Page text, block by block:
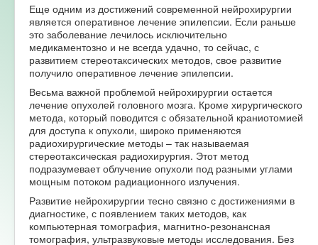
Еще одним из достижений современной нейрохирургии
является оперативное лечение эпилепсии. Если раньше
это заболевание лечилось исключительно
медикаментозно и не всегда удачно, то сейчас, с
развитием стереотаксических методов, свое развитие
получило оперативное лечение эпилепсии.
Весьма важной проблемой нейрохирургии остается
лечение опухолей головного мозга. Кроме хирургического
метода, который поводится с обязательной краниотомией
для доступа к опухоли, широко применяются
радиохирургические методы – так называемая
стереотаксическая радиохирургия. Этот метод
подразумевает облучение опухоли под разными углами
мощным потоком радиационного излучения.
Развитие нейрохирургии тесно связно с достижениями в
диагностике, с появлением таких методов, как
компьютерная томография, магнитно-резонансная
томография, ультразвуковые методы исследования. Без